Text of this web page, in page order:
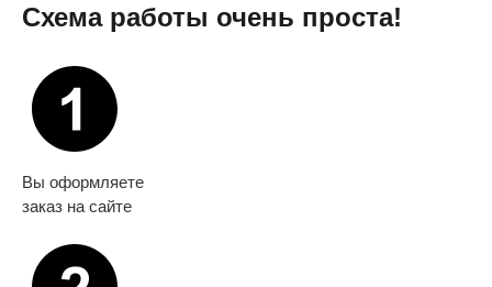
Схема работы очень проста!
Вы оформляете
заказ на сайте